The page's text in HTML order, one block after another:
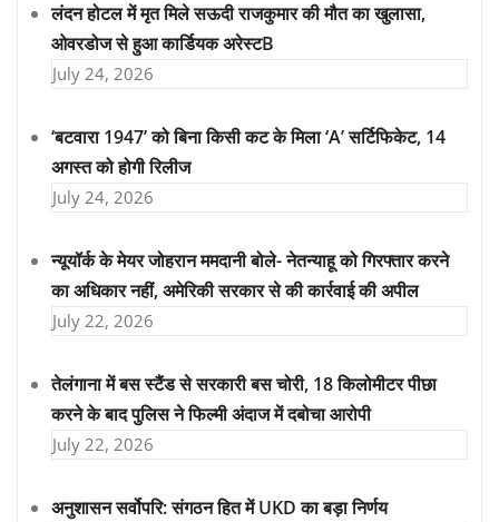
लंदन होटल में मृत मिले सऊदी राजकुमार की मौत का खुलासा,
ओवरडोज से हुआ कार्डियक अरेस्टB
July 24, 2026
‘बटवारा 1947’ को बिना किसी कट के मिला ‘A’ सर्टिफिकेट, 14
अगस्त को होगी रिलीज
July 24, 2026
न्यूयॉर्क के मेयर जोहरान ममदानी बोले- नेतन्याहू को गिरफ्तार करने
का अधिकार नहीं, अमेरिकी सरकार से की कार्रवाई की अपील
July 22, 2026
तेलंगाना में बस स्टैंड से सरकारी बस चोरी, 18 किलोमीटर पीछा
करने के बाद पुलिस ने फिल्मी अंदाज में दबोचा आरोपी
July 22, 2026
अनुशासन सर्वोपरि: संगठन हित में UKD का बड़ा निर्णय